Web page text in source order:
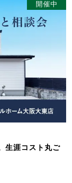
開催中
生涯コスト丸ご